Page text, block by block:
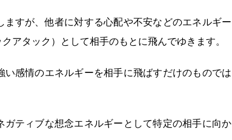
ますが、他者に対する心配や不安などのエネルギー
アタック）として相手のもとに飛んでゆきます。
感情のエネルギーを相手に飛ばすだけのものでは
ティブな想念エネルギーとして特定の相手に向か